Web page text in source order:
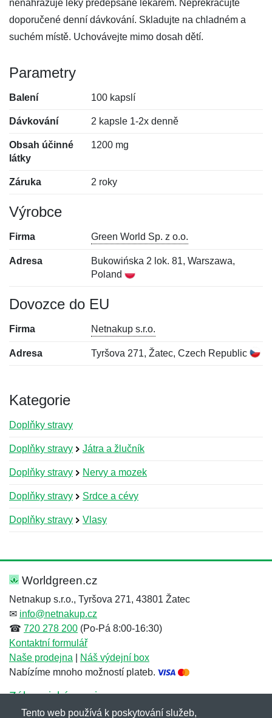
nenahrazuje léky předepsané lékařem. Nepřekračujte
doporučené denní dávkování. Skladujte na chladném a
suchém místě. Uchovávejte mimo dosah dětí.
Parametry
Balení 100 kapslí
Dávkování 2 kapsle 1-2x denně
Obsah účinné
látky
1200 mg
Záruka 2 roky
Výrobce
Firma Green World Sp. z o.o.
Adresa
Bukowińska 2 lok. 81, Warszawa,
Poland
Dovozce do EU
Firma Netnakup s.r.o.
Adresa Tyršova 271, Žatec, Czech Republic
Kategorie
Doplňky stravy
Doplňky stravy Játra a žlučník
Doplňky stravy Nervy a mozek
Doplňky stravy Srdce a cévy
Doplňky stravy Vlasy
Hodnocení:
Jméno: *
Jméno:
E-mail:*
Worldgreen.cz
Netnakup s.r.o., Tyršova 271, 43801 Žatec
✉ info@netnakup.cz
☎ 720 278 200 (Po-Pá 8:00-16:30)
Kontaktní formulář
Naše prodejna
Náš výdejní box
Nabízíme mnoho možností plateb.
Zákaznický servis
Novinky emailem
Tento web používá k poskytování služeb,